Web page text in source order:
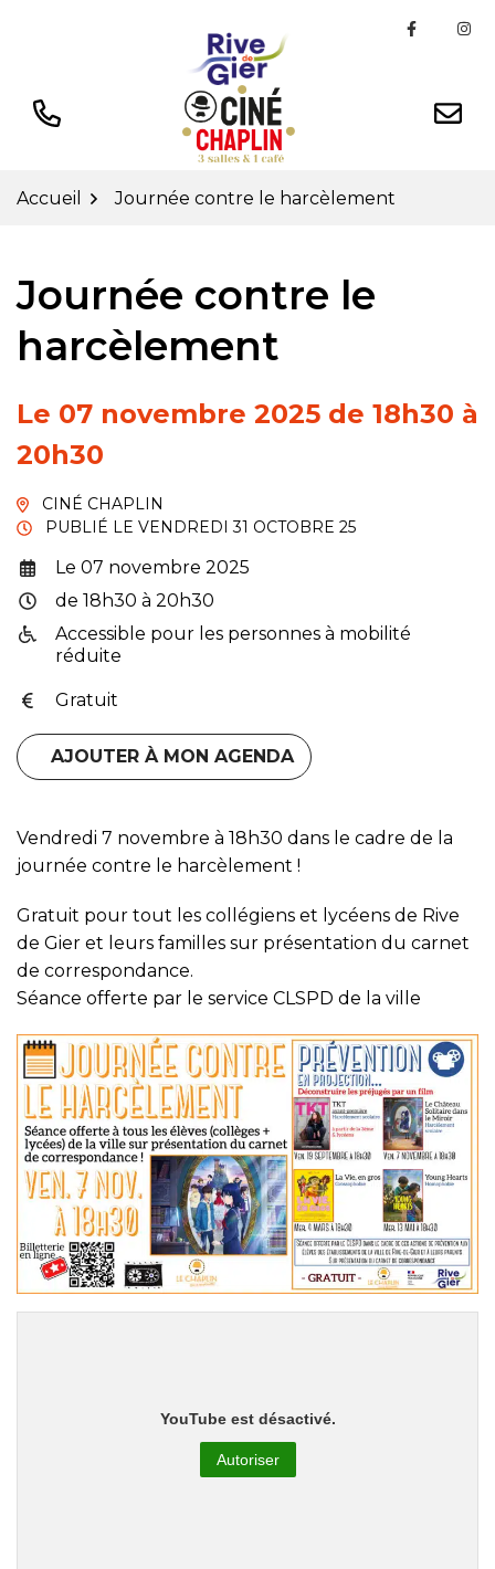
Lien
Accueil Journée contre le harcèlement
Journée contre le
harcèlement
Le 07 novembre 2025 de 18h30 à
20h30
CINÉ CHAPLIN
PUBLIÉ LE VENDREDI 31 OCTOBRE 25
Infos utiles
Le 07 novembre 2025
de 18h30 à 20h30
Accessible pour les personnes à mobilité
réduite
Gratuit
AJOUTER À MON AGENDA
Vendredi 7 novembre à 18h30 dans le cadre de la
journée contre le harcèlement !
Gratuit pour tout les collégiens et lycéens de Rive
de Gier et leurs familles sur présentation du carnet
de correspondance.
Séance offerte par le service CLSPD de la ville
YouTube est désactivé.
Autoriser